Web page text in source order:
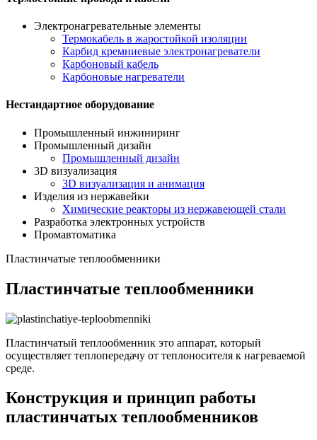
Электронагревательные элементы
Термокабель в жаростойкой изоляции
Карбид кремниевые электронагреватели
Карбоновый кабель
Карбоновые нагреватели
Нестандартное оборудование
Промышленный инжиниринг
Промышленный дизайн
Промышленный дизайн
3D визуализация
3D визуализация и анимация
Изделия из нержавейки
Химические реакторы из нержавеющей стали
Разработка электронных устройств
Промавтоматика
Пластинчатые теплообменники
Пластинчатые теплообменники
Пластинчатый теплообменник это аппарат, который
осуществляет теплопередачу от теплоносителя к нагреваемой
среде.
Конструкция и принцип работы
пластинчатых теплообменников